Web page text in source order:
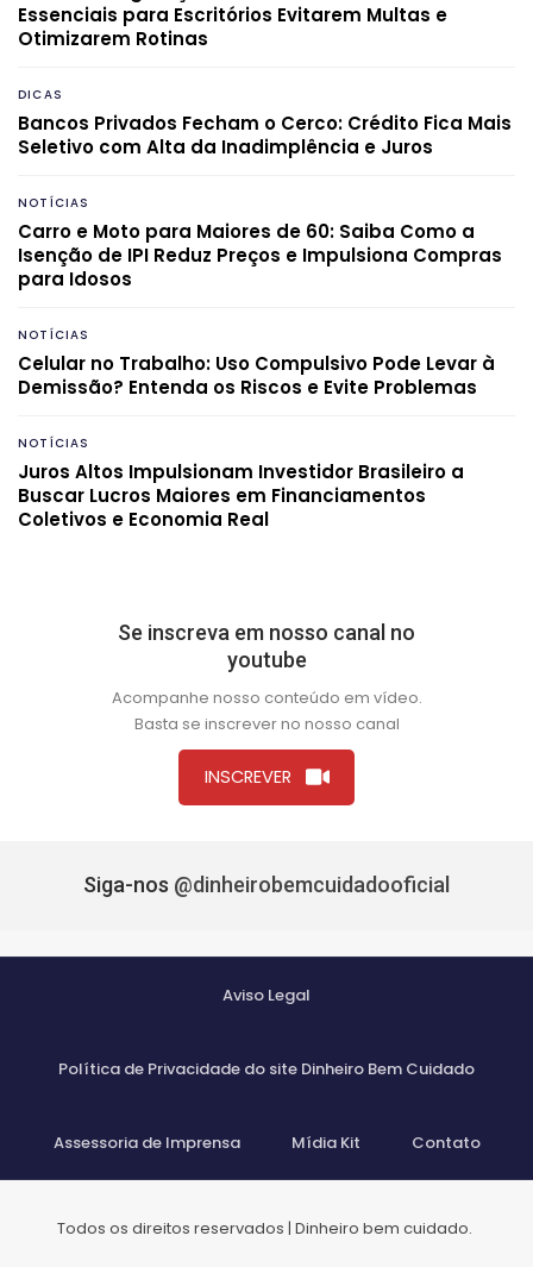
Essenciais para Escritórios Evitarem Multas e
Otimizarem Rotinas
DICAS
Bancos Privados Fecham o Cerco: Crédito Fica Mais
Seletivo com Alta da Inadimplência e Juros
NOTÍCIAS
Carro e Moto para Maiores de 60: Saiba Como a
Isenção de IPI Reduz Preços e Impulsiona Compras
para Idosos
NOTÍCIAS
Celular no Trabalho: Uso Compulsivo Pode Levar à
Demissão? Entenda os Riscos e Evite Problemas
NOTÍCIAS
Juros Altos Impulsionam Investidor Brasileiro a
Buscar Lucros Maiores em Financiamentos
Coletivos e Economia Real
Se inscreva em nosso canal no
youtube
Acompanhe nosso conteúdo em vídeo.
Basta se inscrever no nosso canal
INSCREVER
Siga-nos @dinheirobemcuidadooficial
Aviso Legal
Política de Privacidade do site Dinheiro Bem Cuidado
Assessoria de Imprensa Mídia Kit Contato
Todos os direitos reservados | Dinheiro bem cuidado.